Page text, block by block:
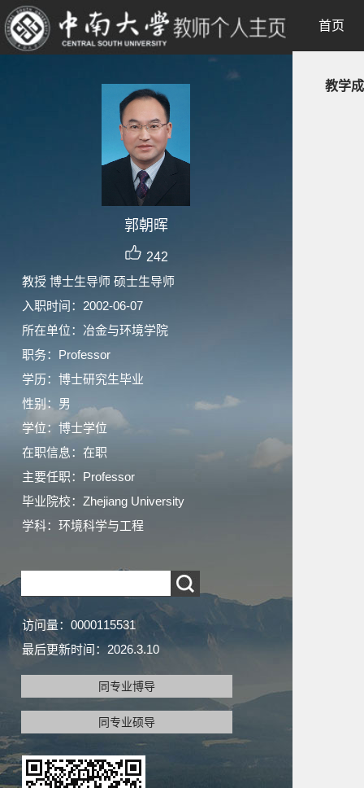
郭朝晖
242
教授 博士生导师 硕士生导师
入职时间：2002-06-07
所在单位：冶金与环境学院
职务：Professor
学历：博士研究生毕业
性别：男
学位：博士学位
在职信息：在职
主要任职：Professor
毕业院校：Zhejiang University
学科：环境科学与工程
访问量： 0000115531
最后更新时间： 2026.3.10
同专业博导
同专业硕导
首页
教学